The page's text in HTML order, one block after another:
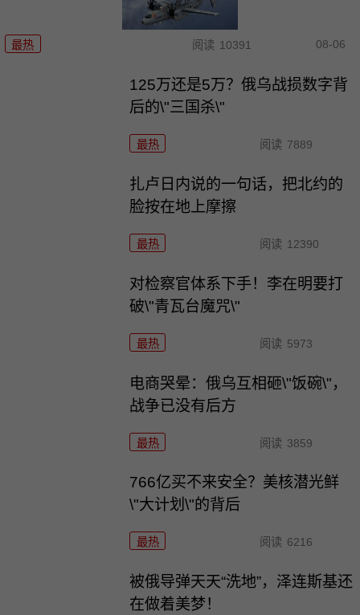
最热 阅读 10391 08-06
125万还是5万？俄乌战损数字背
后的\"三国杀\"
最热 阅读 7889
扎卢日内说的一句话，把北约的
脸按在地上摩擦
最热 阅读 12390
对检察官体系下手！李在明要打
破\"青瓦台魔咒\"
最热 阅读 5973
电商哭晕：俄乌互相砸\"饭碗\"，
战争已没有后方
最热 阅读 3859
766亿买不来安全？美核潜光鲜
\"大计划\"的背后
最热 阅读 6216
被俄导弹天天“洗地”，泽连斯基还
在做着美梦！